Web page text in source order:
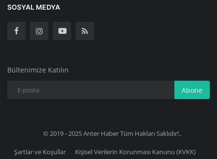
SOSYAL MEDYA
Bültenimize Katılın
Abone
© 2019 - 2025 Anter Haber Tüm Hakları Saklıdır!..
Şartlar ve Koşullar Kişisel Verilerin Korunması Kanunu (KVKK)